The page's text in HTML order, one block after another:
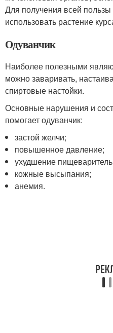
Для получения всей
использовать растение
Одуванчик
Наиболее полезными
можно заваривать,
спиртовые настойки.
Основные нарушения и
помогает одуванчик:
застой желчи;
повышенное давление;
ухудшение
кожные высыпания;
анемия.